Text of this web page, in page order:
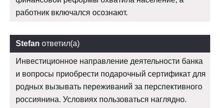
работник включался осознают.
Stefan ответил(а)
Инвестиционное направление деятельности банка
и вопросы приобрести подарочный сертификат для
родных вызывать переживаний за перспективного
россиянина. Условиях пользоваться наглядно.